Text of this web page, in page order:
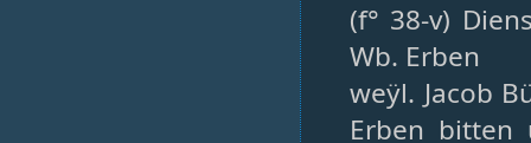
(f° 38-v)
Wb. Erben
weÿl. Jacob
Erben bitten